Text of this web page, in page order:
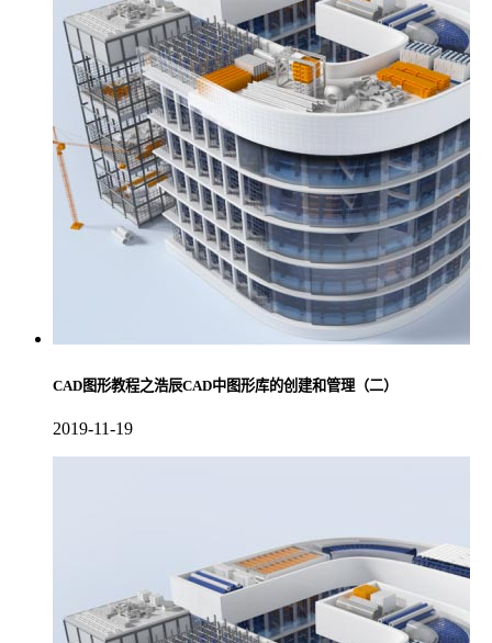
CAD图形教程之浩辰CAD中图形库的创建和管理（二）
2019-11-19